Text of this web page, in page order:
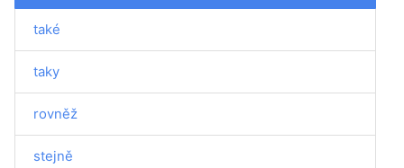
také
taky
rovněž
stejně